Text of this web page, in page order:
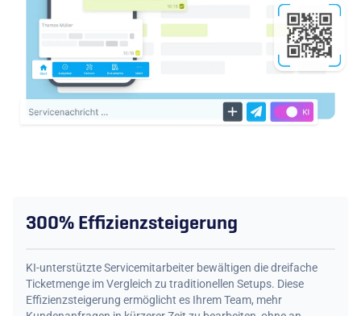
300% Effizienzsteigerung
KI-unterstützte Servicemitarbeiter bewältigen die dreifache
Ticketmenge im Vergleich zu traditionellen Setups. Diese
Effizienzsteigerung ermöglicht es Ihrem Team, mehr